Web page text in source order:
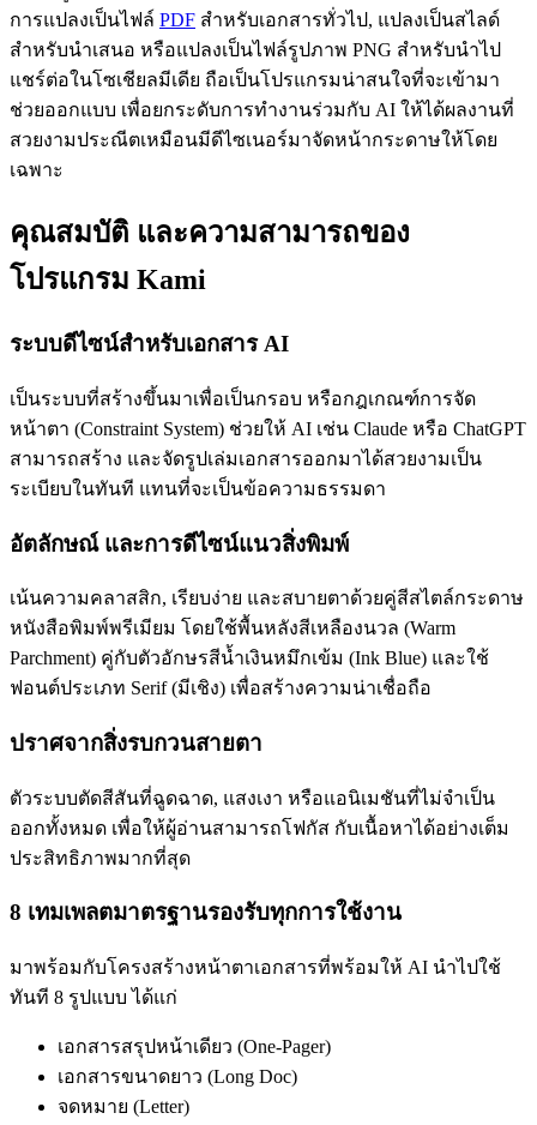
การแปลงเป็นไฟล์ PDF สำหรับเอกสารทั่วไป, แปลงเป็นสไลด์
สำหรับนำเสนอ หรือแปลงเป็นไฟล์รูปภาพ PNG สำหรับนำไป
แชร์ต่อในโซเชียลมีเดีย ถือเป็นโปรแกรมน่าสนใจที่จะเข้ามา
ช่วยออกแบบ เพื่อยกระดับการทำงานร่วมกับ AI ให้ได้ผลงานที่
สวยงามประณีตเหมือนมีดีไซเนอร์มาจัดหน้ากระดาษให้โดย
เฉพาะ
คุณสมบัติ และความสามารถของ
โปรแกรม Kami
ระบบดีไซน์สำหรับเอกสาร AI
เป็นระบบที่สร้างขึ้นมาเพื่อเป็นกรอบ หรือกฎเกณฑ์การจัด
หน้าตา (Constraint System) ช่วยให้ AI เช่น Claude หรือ ChatGPT
สามารถสร้าง และจัดรูปเล่มเอกสารออกมาได้สวยงามเป็น
ระเบียบในทันที แทนที่จะเป็นข้อความธรรมดา
อัตลักษณ์ และการดีไซน์แนวสิ่งพิมพ์
เน้นความคลาสสิก, เรียบง่าย และสบายตาด้วยคู่สีสไตล์กระดาษ
หนังสือพิมพ์พรีเมียม โดยใช้พื้นหลังสีเหลืองนวล (Warm
Parchment) คู่กับตัวอักษรสีน้ำเงินหมึกเข้ม (Ink Blue) และใช้
ฟอนต์ประเภท Serif (มีเชิง) เพื่อสร้างความน่าเชื่อถือ
ปราศจากสิ่งรบกวนสายตา
ตัวระบบตัดสีสันที่ฉูดฉาด, แสงเงา หรือแอนิเมชันที่ไม่จำเป็น
ออกทั้งหมด เพื่อให้ผู้อ่านสามารถโฟกัส กับเนื้อหาได้อย่างเต็ม
ประสิทธิภาพมากที่สุด
8 เทมเพลตมาตรฐานรองรับทุกการใช้งาน
มาพร้อมกับโครงสร้างหน้าตาเอกสารที่พร้อมให้ AI นำไปใช้
ทันที 8 รูปแบบ ได้แก่
เอกสารสรุปหน้าเดียว (One-Pager)
เอกสารขนาดยาว (Long Doc)
จดหมาย (Letter)